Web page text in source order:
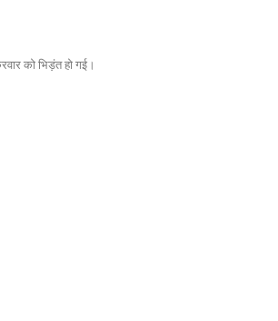
को भिड़ंत हो गई।